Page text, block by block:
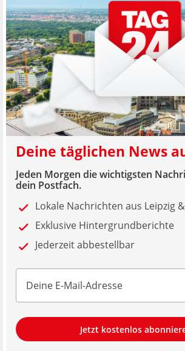
Deine täglichen News
Jeden Morgen die wichtigsten
dein Postfach.
Lokale Nachrichten aus Leipzig
Exklusive Hintergrundberichte
Jederzeit abbestellbar
Jetzt kostenlos